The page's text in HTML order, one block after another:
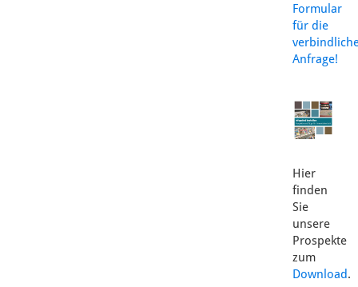
Formular
für die
Anfrage!
Hier
finden
Sie
unsere
Prospekte
zum
Download.